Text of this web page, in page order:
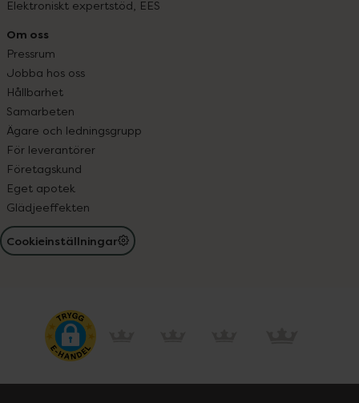
Elektroniskt expertstöd, EES
Om oss
Pressrum
Jobba hos oss
Hållbarhet
Samarbeten
Ägare och ledningsgrupp
För leverantörer
Företagskund
Eget apotek
Glädjeeffekten
Cookieinställningar